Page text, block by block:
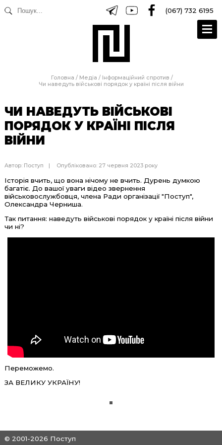
(067) 732 6195
Головна / Медіа / Інформаційний спротив /
Чи наведуть військові порядок у країні після війни
ЧИ НАВЕДУТЬ ВІЙСЬКОВІ
ПОРЯДОК У КРАЇНІ ПІСЛЯ
ВІЙНИ
Автор: Поступ Опубліковано: 27 червня 2023 року
Історія вчить, що вона нічому не вчить. Дурень думкою
багатіє. До вашої уваги відео звернення
військовослужбовця, члена Ради організації "Поступ",
Олександра Черниша.
Так питання: наведуть військові порядок у країні після війни
чи ні?
Переможемо.
ЗА ВЕЛИКУ УКРАЇНУ!
© 2001-2026 Поступ